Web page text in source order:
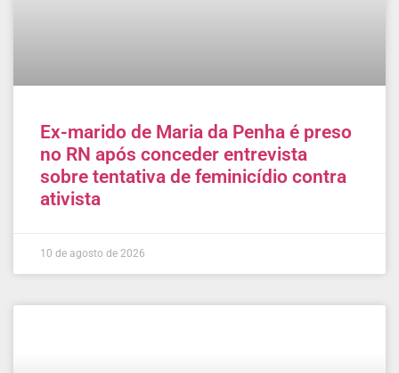
Ex-marido de Maria da Penha é preso
no RN após conceder entrevista
sobre tentativa de feminicídio contra
ativista
10 de agosto de 2026